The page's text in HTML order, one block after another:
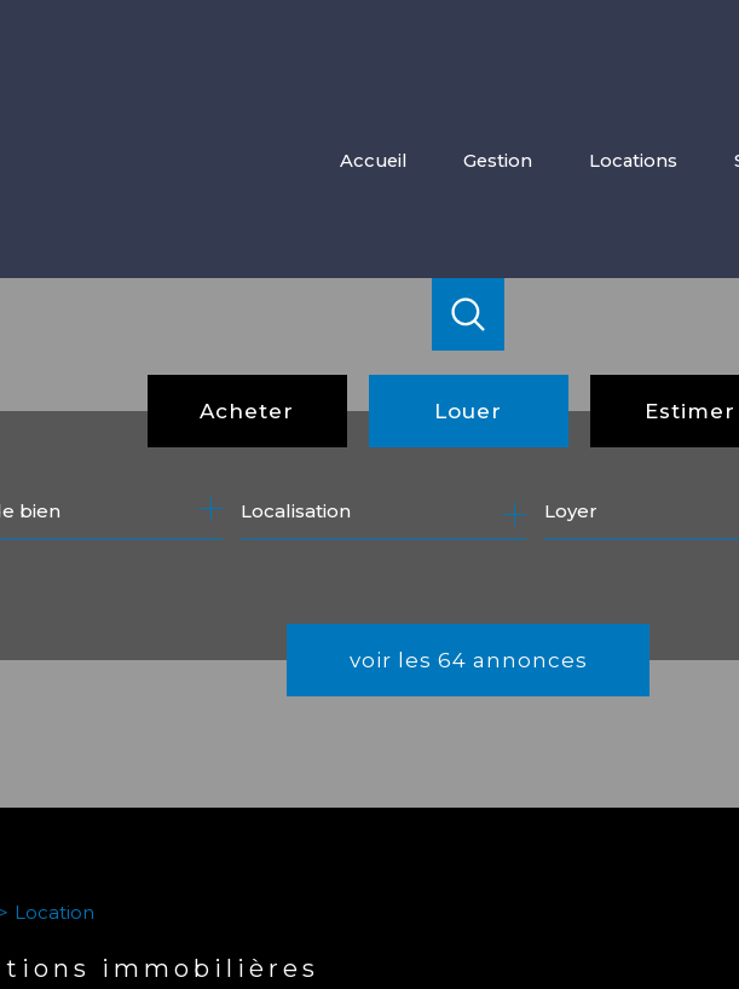
accueil gestion locations
Acheter
de l'ancien
Louer
de l'immo pro
Estimer
bien Loyer
voir les 64 annonces
Location
immobilières